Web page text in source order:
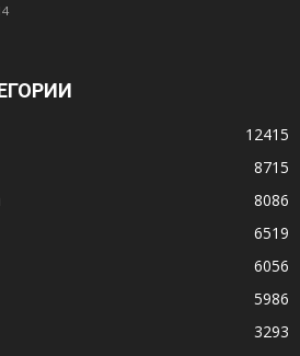
12415
8715
8086
6519
6056
5986
3293